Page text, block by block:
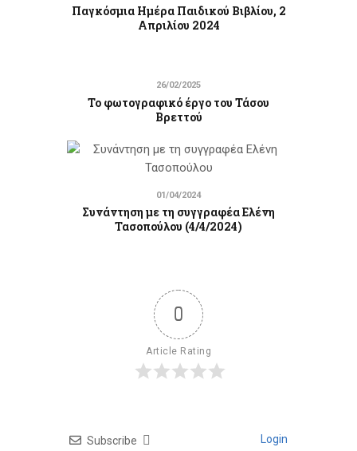
Παγκόσμια Ημέρα Παιδικού Βιβλίου, 2
Απριλίου 2024
26/02/2025
Το φωτογραφικό έργο του Τάσου
Βρεττού
01/04/2024
Συνάντηση με τη συγγραφέα Ελένη
Τασοπούλου (4/4/2024)
0
Article Rating
Subscribe Login